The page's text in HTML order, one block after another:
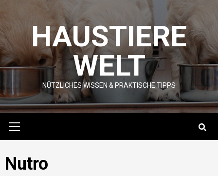
content HAUSTIERE
WELT
NÜTZLICHES WISSEN & PRAKTISCHE TIPPS
Menu
Nutro